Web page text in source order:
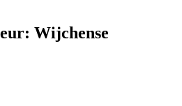
Wijchense